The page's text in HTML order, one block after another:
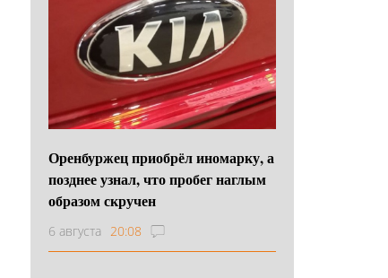
Оренбуржец приобрёл иномарку, а
позднее узнал, что пробег наглым
образом скручен
6 августа 20:08